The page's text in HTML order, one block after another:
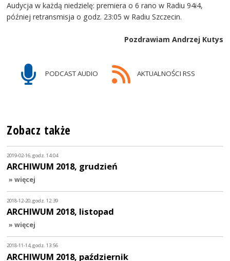
Audycja w każdą niedzielę: premiera o 6 rano w Radiu 94i4,
później retransmisja o godz. 23:05 w Radiu Szczecin.
Pozdrawiam Andrzej Kutys
PODCAST AUDIO AKTUALNOŚCI RSS
Zobacz także
2019-02-16, godz. 14:04
ARCHIWUM 2018, grudzień
» więcej
2018-12-20, godz. 12:39
ARCHIWUM 2018, listopad
» więcej
2018-11-14, godz. 13:56
ARCHIWUM 2018, październik